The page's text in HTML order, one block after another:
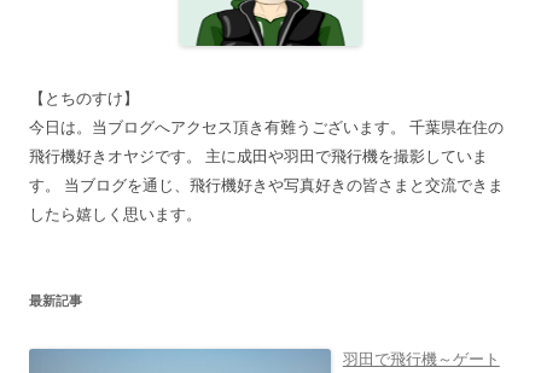
【とちのすけ】
今日は。当ブログへアクセス頂き有難うございます。 千葉県在住の
飛行機好きオヤジです。 主に成田や羽田で飛行機を撮影していま
す。 当ブログを通じ、飛行機好きや写真好きの皆さまと交流できま
したら嬉しく思います。
最新記事
羽田で飛行機～ゲート